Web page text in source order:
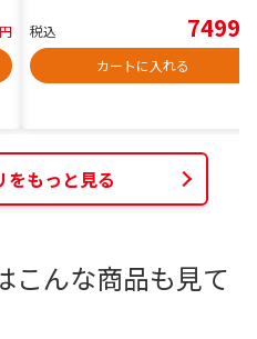
円
税込 7499
カートに入れる
をもっと見る
こんな商品も見て